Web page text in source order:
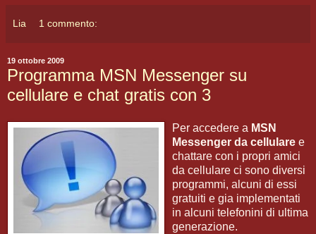
Lia 1 commento:
19 ottobre 2009
Programma MSN Messenger su
cellulare e chat gratis con 3
Per accedere a MSN
Messenger da cellulare e
chattare con i propri amici
da cellulare ci sono diversi
programmi, alcuni di essi
gratuiti e gia implementati
in alcuni telefonini di ultima
generazione.